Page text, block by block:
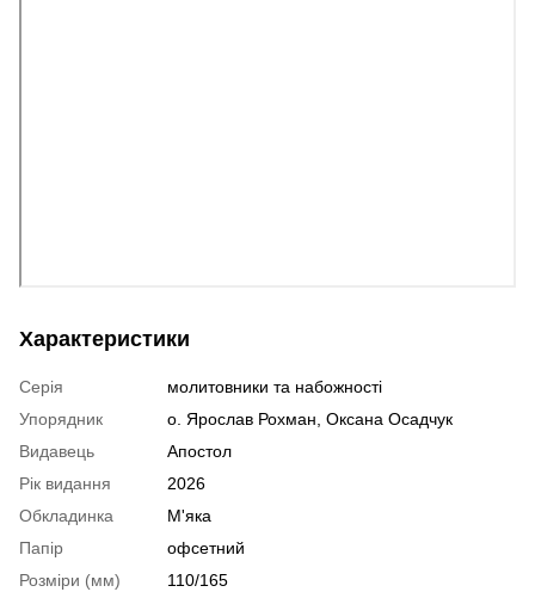
Характеристики
Серія
молитовники та набожності
Упорядник
о. Ярослав Рохман, Оксана Осадчук
Видавець
Апостол
Рік видання
2026
Обкладинка
М'яка
Папір
офсетний
Розміри (мм)
110/165